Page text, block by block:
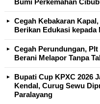
Bumi Perkemahan
Cegah Kebakaran
Berikan Edukasi kepada
Cegah Perundungan,
Berani Melapor Tanpa
Bupati Cup KPXC 2026
Kendal, Curug Sewu
Paralayang